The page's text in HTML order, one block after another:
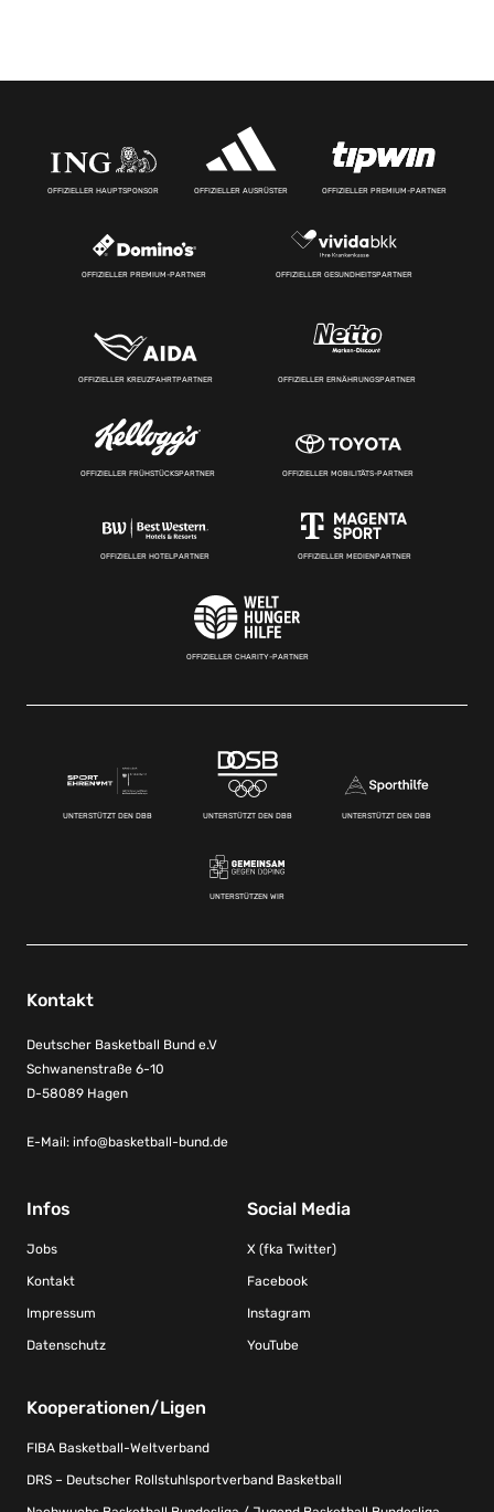
OFFIZIELLER HAUPTSPONSOR OFFIZIELLER AUSRÜSTER OFFIZIELLER PREMIUM-PARTNER
OFFIZIELLER PREMIUM-PARTNER OFFIZIELLER GESUNDHEITSPARTNER
OFFIZIELLER KREUZFAHRTPARTNER OFFIZIELLER ERNÄHRUNGSPARTNER
OFFIZIELLER FRÜHSTÜCKSPARTNER OFFIZIELLER MOBILITÄTS-PARTNER
OFFIZIELLER HOTELPARTNER OFFIZIELLER MEDIENPARTNER
OFFIZIELLER CHARITY-PARTNER
UNTERSTÜTZT DEN DBB UNTERSTÜTZT DEN DBB UNTERSTÜTZT DEN DBB
UNTERSTÜTZEN WIR
Kontakt
Deutscher Basketball Bund e.V
Schwanenstraße 6-10
D-58089 Hagen
E-Mail: info@basketball-bund.de
Infos
Jobs
Kontakt
Impressum
Datenschutz
Social Media
X (fka Twitter)
Facebook
Instagram
YouTube
Kooperationen/Ligen
FIBA Basketball-Weltverband
DRS – Deutscher Rollstuhlsportverband Basketball